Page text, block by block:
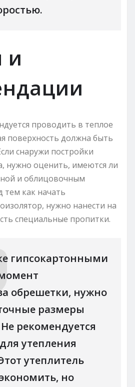
и
проводить в теплое
поверхность должна быть
снаружи постройки
нужно оценить, имеются ли
и облицовочным
тем как начать
нужно нанести на
специальные пропитки.
гипсокартонными
обрешетки, нужно
размеры
рекомендуется
утепления
утеплитель
но